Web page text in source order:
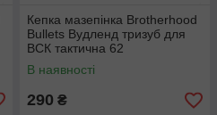
Кепка мазепінка Brotherhood
Bullets Вудленд тризуб для
ВСК тактична 62
В наявності
290 ₴